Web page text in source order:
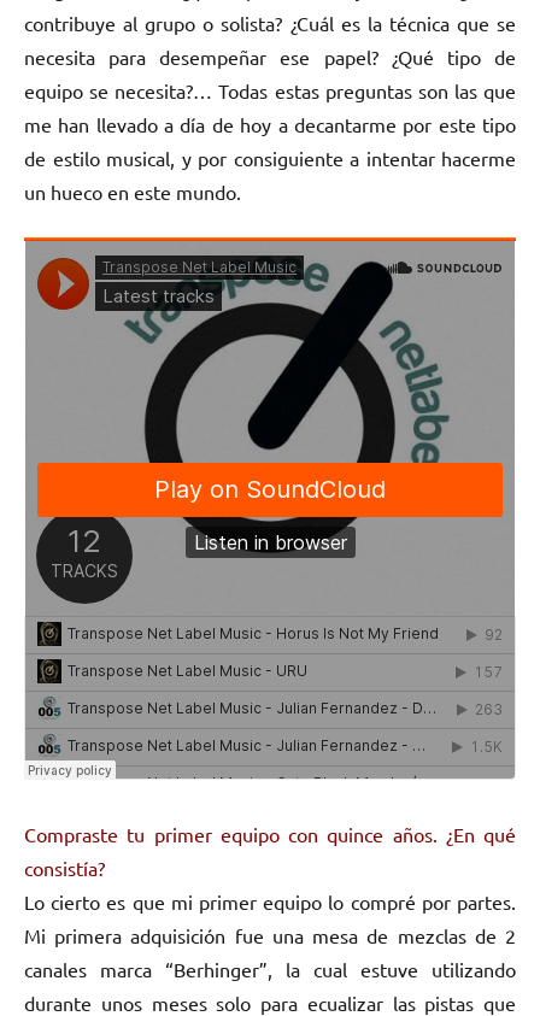
contribuye al grupo o solista? ¿Cuál es la técnica que se
necesita para desempeñar ese papel? ¿Qué tipo de
equipo se necesita?… Todas estas preguntas son las que
me han llevado a día de hoy a decantarme por este tipo
de estilo musical, y por consiguiente a intentar hacerme
un hueco en este mundo.
Compraste tu primer equipo con quince años. ¿En qué
consistía?
Lo cierto es que mi primer equipo lo compré por partes.
Mi primera adquisición fue una mesa de mezclas de 2
canales marca “Berhinger”, la cual estuve utilizando
durante unos meses solo para ecualizar las pistas que